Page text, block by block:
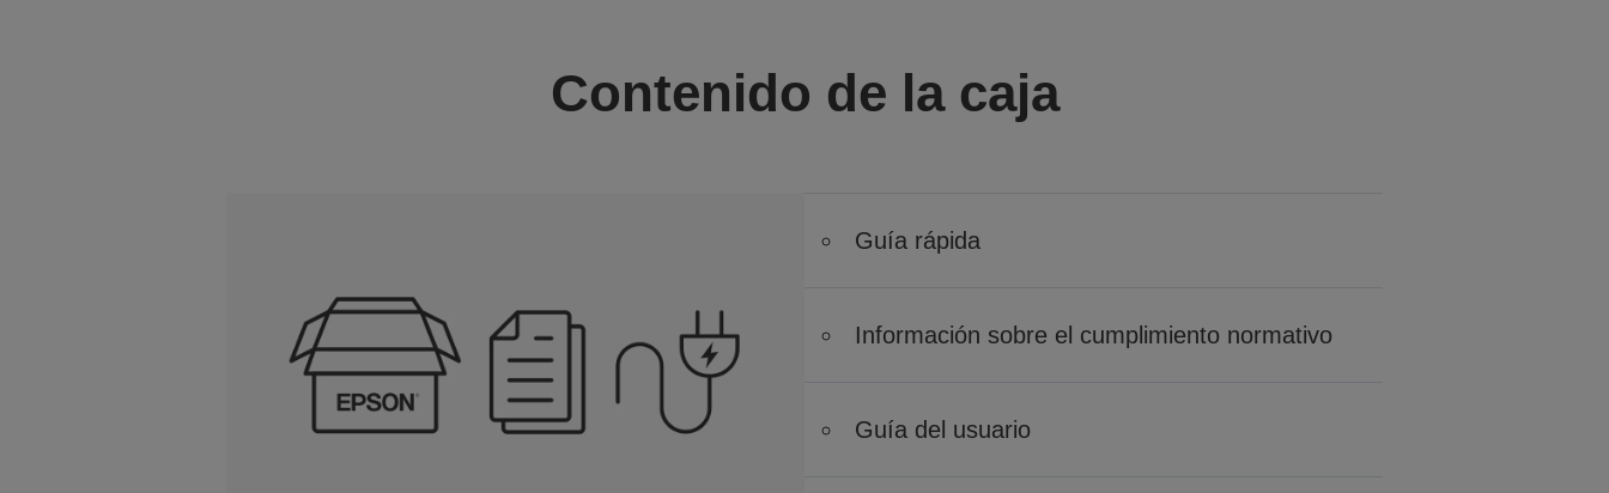
Contenido de la caja
Guía rápida
Información sobre el cumplimiento normativo
Guía del usuario